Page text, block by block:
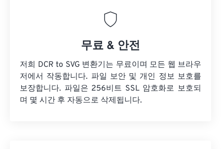
무료 & 안전
저희 DCR to SVG 변환기는 무료이며 모든 웹 브라우
저에서 작동합니다. 파일 보안 및 개인 정보 보호를
보장합니다. 파일은 256비트 SSL 암호화로 보호되
며 몇 시간 후 자동으로 삭제됩니다.